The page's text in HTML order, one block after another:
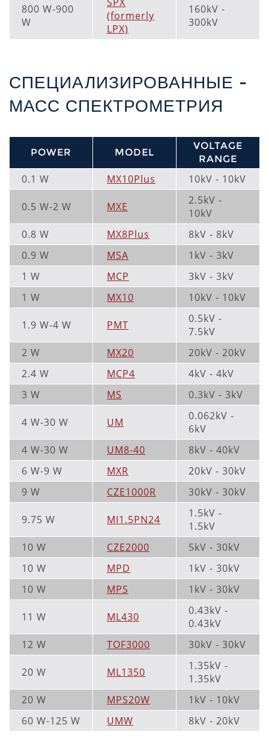
800 W-900
W
(formerly
LPX)
160kV -
300kV
СПЕЦИАЛИЗИРОВАННЫЕ -
МАСС СПЕКТРОМЕТРИЯ
POWER MODEL
VOLTAGE
RANGE
0.1 W MX10Plus 10kV - 10kV
0.5 W-2 W MXE
2.5kV -
10kV
0.8 W
MX8Plus
8kV - 8kV
0.9 W
MSA
1kV - 3kV
1 W
MCP
3kV - 3kV
1 W
MX10 10kV - 10kV
1.9 W-4 W PMT
0.5kV -
7.5kV
2 W
MX20
20kV - 20kV
2.4 W
MCP4
4kV - 4kV
3 W
MS 0.3kV - 3kV
4 W-30 W UM
0.062kV -
6kV
4 W-30 W
UM8-40
8kV - 40kV
6 W-9 W
MXR
20kV - 30kV
9 W
CZE1000R 30kV - 30kV
9.75 W MI1.5PN24
1.5kV -
1.5kV
10 W
CZE2000
5kV - 30kV
10 W
MPD
1kV - 30kV
10 W
MPS 1kV - 30kV
11 W ML430
0.43kV -
0.43kV
12 W
TOF3000 30kV - 30kV
20 W ML1350
1.35kV -
1.35kV
20 W
MPS20W
1kV - 10kV
60 W-125 W
UMW 8kV - 20kV